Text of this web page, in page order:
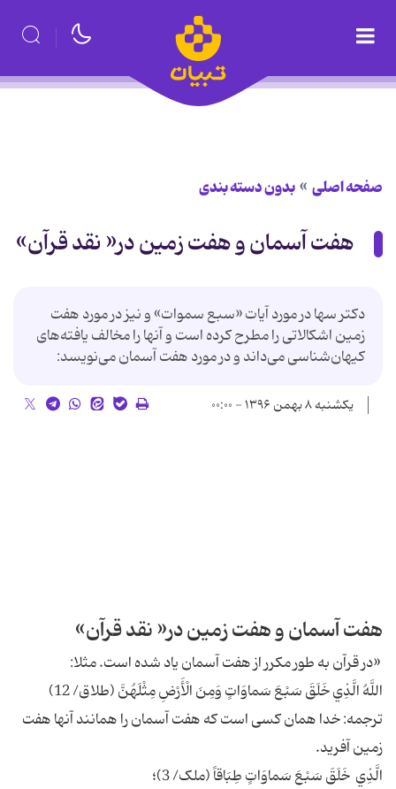
صفحه اصلی بدون دسته بندی
هفت آسمان و هفت زمین در« نقد قرآن»
دکتر سها در مورد آیات «سبع سموات» و نیز در مورد هفت
زمین اشکالاتی را مطرح کرده است و آنها را مخالف یافته‌های
کیهان‌شناسی می‌داند و در مورد هفت آسمان می‌نویسد:
یکشنبه ۸ بهمن ۱۳۹۶ - ۰۰:۰۰
هفت آسمان و هفت زمین در« نقد قرآن»
«در قرآن به طور مکرر از هفت آسمان یاد شده است. مثلا:
اللَّهُ الَّذِي خَلَقَ سَبْعَ سَماوَاتٍ وَمِنَ الْأَرْضِ مِثْلَهُنَّ (طلاق/ 12)
ترجمه: خدا همان کسی است که هفت آسمان را همانند آنها هفت
زمین آفرید.
الَّذِي خَلَقَ سَبْعَ سَماوَاتٍ طِبَاقاً (ملک/ 3)؛